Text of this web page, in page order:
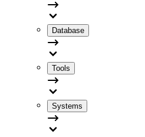
Database
Tools
Systems